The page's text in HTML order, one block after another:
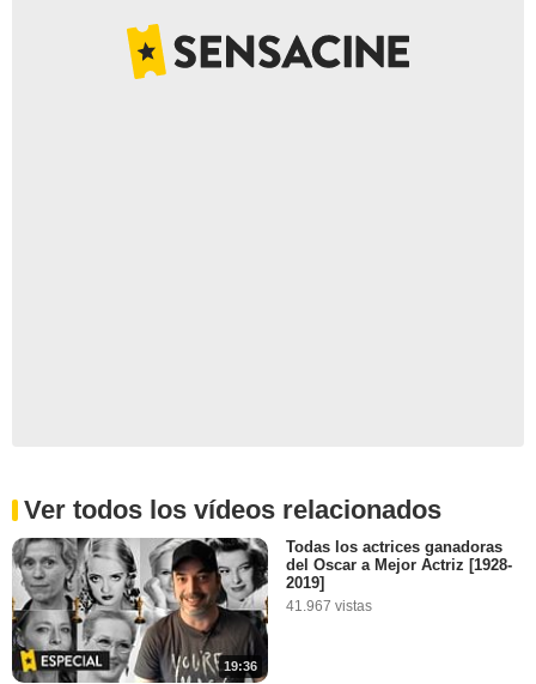
Ver todos los vídeos relacionados
19:36
Todas los actrices ganadoras
del Oscar a Mejor Actriz [1928-
2019]
41.967 vistas